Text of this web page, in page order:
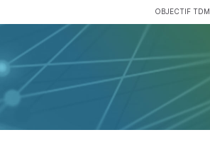
OBJECTIF TDM